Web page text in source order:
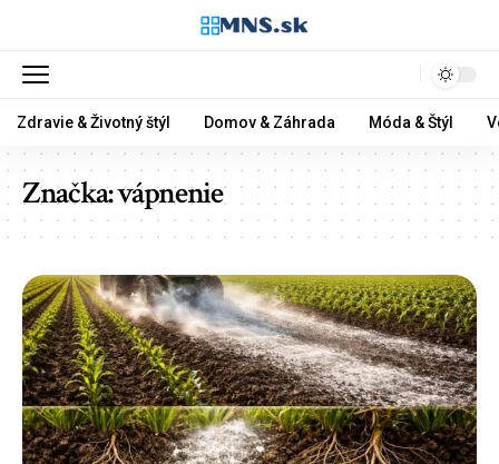
Zdravie & Životný štýl Domov & Záhrada Móda & Štýl
Značka:vápnenie